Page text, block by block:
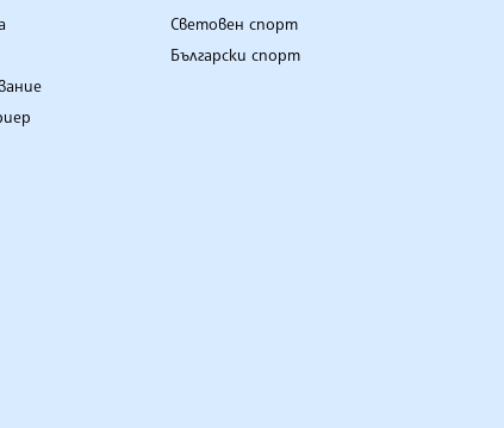
Световен спорт
Български спорт